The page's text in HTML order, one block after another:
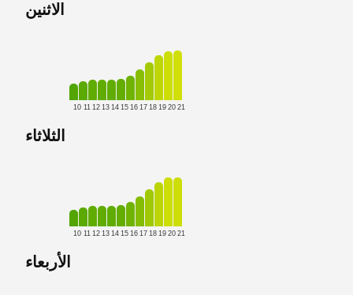
الاثنين
10 11 12 13 14 15 16 17 18 19 20 21
الثلاثاء
10 11 12 13 14 15 16 17 18 19 20 21
الأربعاء